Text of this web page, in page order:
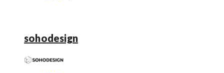
sohodesign